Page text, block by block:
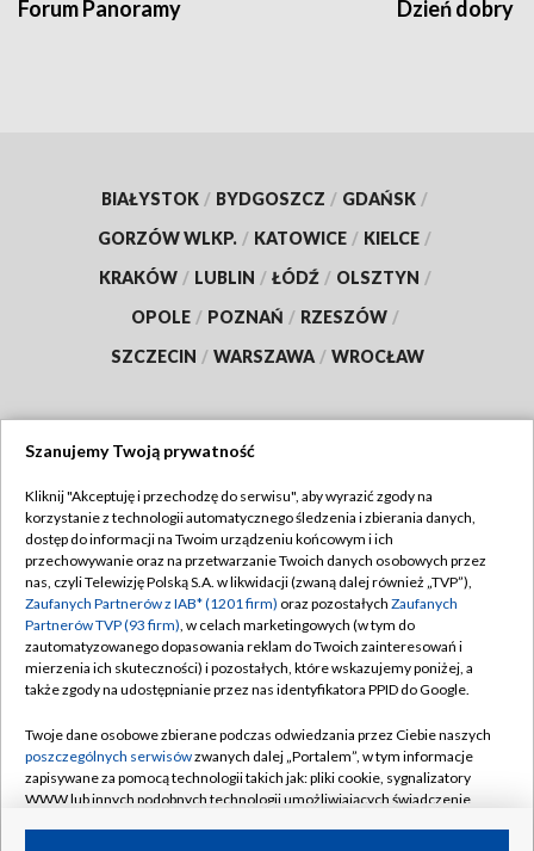
Forum Panoramy Dzień dobry
BIAŁYSTOK / BYDGOSZCZ / GDAŃSK /
GORZÓW WLKP. / KATOWICE / KIELCE /
KRAKÓW / LUBLIN / ŁÓDŹ / OLSZTYN /
OPOLE / POZNAŃ / RZESZÓW /
SZCZECIN / WARSZAWA / WROCŁAW
TVP
Abonament TVP
Emisja w TVP
Centrum informacji TVP
Naziemna Telewizja Cyfrowa
Rada Programowa
System NOS
Informacje o nadawcy
Regulamin TVP
Polityka prywatności
Moje zgody
Pomoc
Kontakt
Kanały
Szanujemy Twoją prywatność
Kliknij "Akceptuję i przechodzę do serwisu", aby wyrazić zgody na
korzystanie z technologii automatycznego śledzenia i zbierania danych,
dostęp do informacji na Twoim urządzeniu końcowym i ich
przechowywanie oraz na przetwarzanie Twoich danych osobowych przez
nas, czyli Telewizję Polską S.A. w likwidacji (zwaną dalej również „TVP”),
Zaufanych Partnerów z IAB* (1201 firm) oraz pozostałych Zaufanych
Partnerów TVP (93 firm), w celach marketingowych (w tym do
zautomatyzowanego dopasowania reklam do Twoich zainteresowań i
mierzenia ich skuteczności) i pozostałych, które wskazujemy poniżej, a
także zgody na udostępnianie przez nas identyfikatora PPID do Google.
Twoje dane osobowe zbierane podczas odwiedzania przez Ciebie naszych
poszczególnych serwisówzwanych dalej „Portalem”, w tym informacje
zapisywane za pomocą technologii takich jak: pliki cookie, sygnalizatory
WWW lub innych podobnych technologii umożliwiających świadczenie